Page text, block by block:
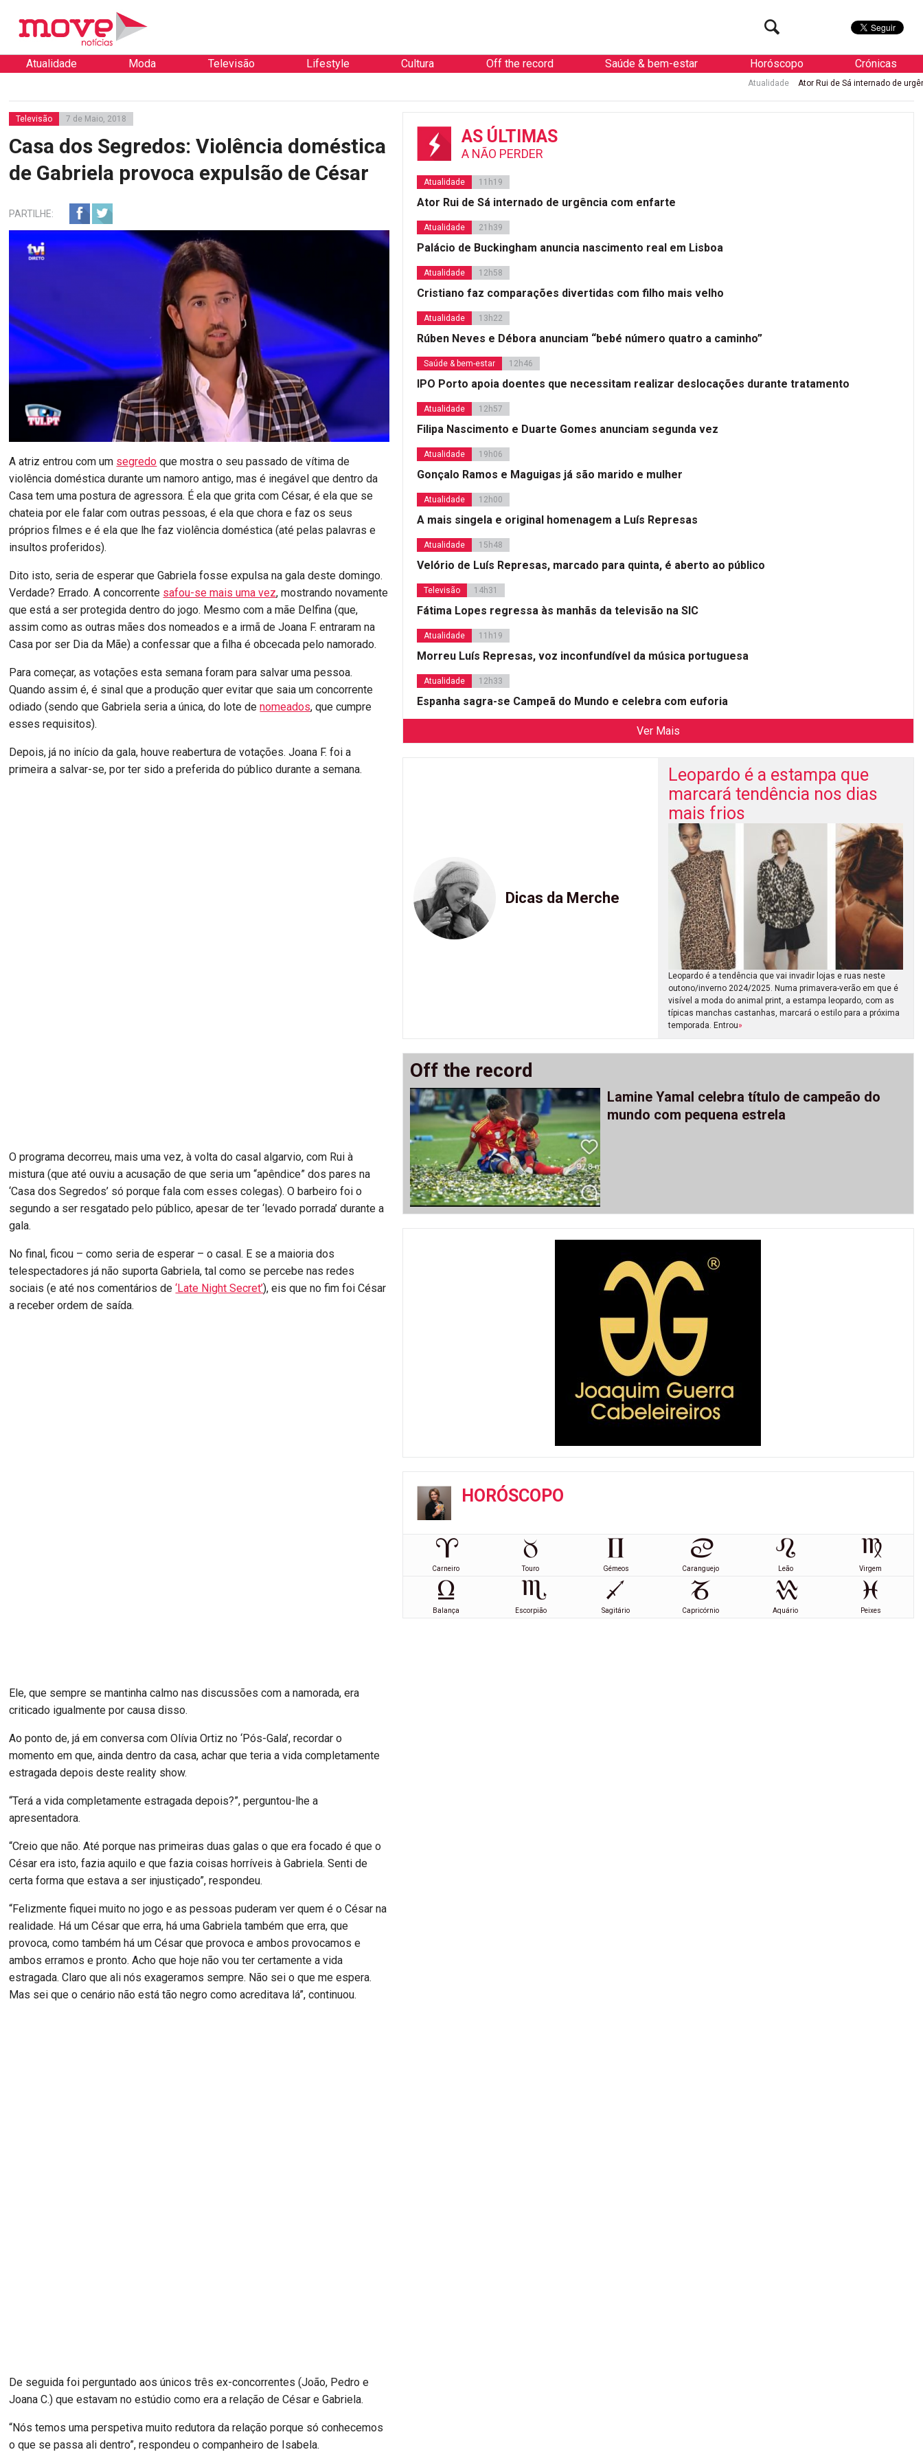
Atualidade Moda Televisão Lifestyle Cultura Off the record Saúde & bem-estar Horóscopo Crónicas
Ator Rui de Sá internado de urgência com
Televisão 7 de Maio, 2018
Casa dos Segredos: Violência doméstica
de Gabriela provoca expulsão de César
PARTILHE:
A atriz entrou com um segredo que mostra o seu passado de vítima de
violência doméstica durante um namoro antigo, mas é inegável que dentro da
Casa tem uma postura de agressora. É ela que grita com César, é ela que se
chateia por ele falar com outras pessoas, é ela que chora e faz os seus
próprios filmes e é ela que lhe faz violência doméstica (até pelas palavras e
insultos proferidos).
Dito isto, seria de esperar que Gabriela fosse expulsa na gala deste domingo.
Verdade? Errado. A concorrente safou-se mais uma vez, mostrando novamente
que está a ser protegida dentro do jogo. Mesmo com a mãe Delfina (que,
assim como as outras mães dos nomeados e a irmã de Joana F. entraram na
Casa por ser Dia da Mãe) a confessar que a filha é obcecada pelo namorado.
Para começar, as votações esta semana foram para salvar uma pessoa.
Quando assim é, é sinal que a produção quer evitar que saia um concorrente
odiado (sendo que Gabriela seria a única, do lote denomeados, que cumpre
esses requisitos).
Depois, já no início da gala, houve reabertura de votações. Joana F. foi a
primeira a salvar-se, por ter sido a preferida do público durante a semana.
O programa decorreu, mais uma vez, à volta do casal algarvio, com Rui à
mistura (que até ouviu a acusação de que seria um “apêndice” dos pares na
‘Casa dos Segredos’ só porque fala com esses colegas). O barbeiro foi o
segundo a ser resgatado pelo público, apesar de ter ‘levado porrada’ durante a
gala.
No final, ficou – como seria de esperar – o casal. E se a maioria dos
telespectadores já não suporta Gabriela, tal como se percebe nas redes
sociais (e até nos comentários de‘Late Night Secret’), eis que no fim foi César
a receber ordem de saída.
Ele, que sempre se mantinha calmo nas discussões com a namorada, era
criticado igualmente por causa disso.
Ao ponto de, já em conversa com Olívia Ortiz no ‘Pós-Gala’, recordar o
momento em que, ainda dentro da casa, achar que teria a vida completamente
estragada depois deste reality show.
“Terá a vida completamente estragada depois?”, perguntou-lhe a
apresentadora.
“Creio que não. Até porque nas primeiras duas galas o que era focado é que o
César era isto, fazia aquilo e que fazia coisas horríveis à Gabriela. Senti de
certa forma que estava a ser injustiçado”, respondeu.
“Felizmente fiquei muito no jogo e as pessoas puderam ver quem é o César na
realidade. Há um César que erra, há uma Gabriela também que erra, que
provoca, como também há um César que provoca e ambos provocamos e
ambos erramos e pronto. Acho que hoje não vou ter certamente a vida
estragada. Claro que ali nós exageramos sempre. Não sei o que me espera.
Mas sei que o cenário não está tão negro como acreditava lá”, continuou.
De seguida foi perguntado aos únicos três ex-concorrentes (João, Pedro e
Joana C.) que estavam no estúdio como era a relação de César e Gabriela.
“Nós temos uma perspetiva muito redutora da relação porque só conhecemos
o que se passa ali dentro”, respondeu o companheiro de Isabela.
AS ÚLTIMAS
A NÃO PERDER
Atualidade 11h19
Ator Rui de Sá internado de urgência com enfarte
Atualidade 21h39
Palácio de Buckingham anuncia nascimento real em Lisboa
Atualidade 12h58
Cristiano faz comparações divertidas com filho mais velho
Atualidade 13h22
Rúben Neves e Débora anunciam “bebé número quatro a caminho”
Saúde & bem-estar 12h46
IPO Porto apoia doentes que necessitam realizar deslocações durante tratamento
Atualidade 12h57
Filipa Nascimento e Duarte Gomes anunciam segunda vez
Atualidade 19h06
Gonçalo Ramos e Maguigas já são marido e mulher
Atualidade 12h00
A mais singela e original homenagem a Luís Represas
Atualidade 15h48
Velório de Luís Represas, marcado para quinta, é aberto ao público
Televisão 14h31
Fátima Lopes regressa às manhãs da televisão na SIC
Atualidade 11h19
Morreu Luís Represas, voz inconfundível da música portuguesa
Atualidade 12h33
Espanha sagra-se Campeã do Mundo e celebra com euforia
Ver Mais
Dicas da Merche
Leopardo é a estampa que
marcará tendência nos dias
mais frios
Leopardo é a tendência que vai invadir lojas e ruas neste
outono/inverno 2024/2025. Numa primavera-verão em que é
visível a moda do animal print, a estampa leopardo, com as
típicas manchas castanhas, marcará o estilo para a próxima
temporada. Entrou»
Off the record
Lamine Yamal celebra título de campeão do
mundo com pequena estrela
HORÓSCOPO
Carneiro Touro Gémeos Caranguejo Leão Virgem
Balança Escorpião Sagitário Capricórnio Aquário Peixes